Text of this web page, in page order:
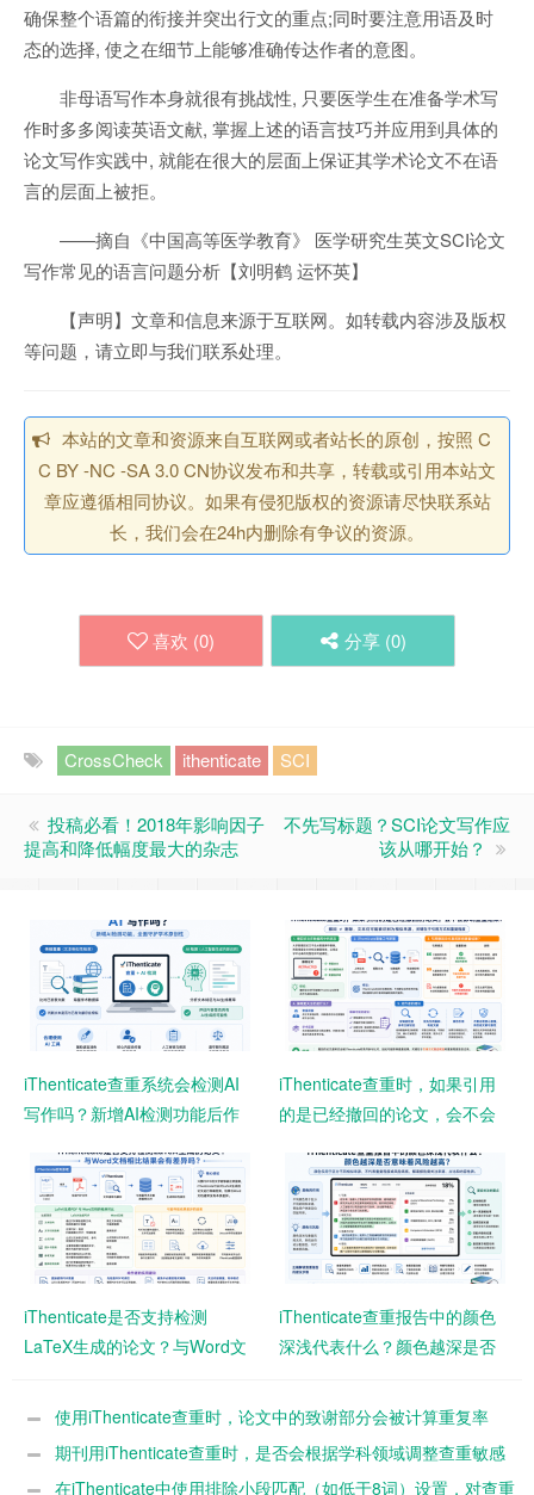
确保整个语篇的衔接并突出行文的重点;同时要注意用语及时
态的选择, 使之在细节上能够准确传达作者的意图。
非母语写作本身就很有挑战性, 只要医学生在准备学术写
作时多多阅读英语文献, 掌握上述的语言技巧并应用到具体的
论文写作实践中, 就能在很大的层面上保证其学术论文不在语
言的层面上被拒。
——摘自《中国高等医学教育》 医学研究生英文SCI论文
写作常见的语言问题分析【刘明鹤 运怀英】
【声明】文章和信息来源于互联网。如转载内容涉及版权
等问题，请立即与我们联系处理。
本站的文章和资源来自互联网或者站长的原创，按照 C
C BY -NC -SA 3.0 CN协议发布和共享，转载或引用本站文
章应遵循相同协议。如果有侵犯版权的资源请尽快联系站
长，我们会在24h内删除有争议的资源。
喜欢 (0) 分享 (0)
CrossCheck ithenticate SCI
投稿必看！2018年影响因子
提高和降低幅度最大的杂志
不先写标题？SCI论文写作应
该从哪开始？
iThenticate查重系统会检测AI
写作吗？新增AI检测功能后作
iThenticate查重时，如果引用
的是已经撤回的论文，会不会
iThenticate是否支持检测
LaTeX生成的论文？与Word文
iThenticate查重报告中的颜色
深浅代表什么？颜色越深是否
使用iThenticate查重时，论文中的致谢部分会被计算重复率
吗？期刊用iThenticate查重时，是否会根据学科领域调整查重敏感
度？在iThenticate中使用排除小段匹配（如低于8词）设置，对查重